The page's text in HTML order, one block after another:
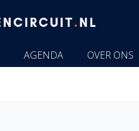
AGENDA OVER ONS